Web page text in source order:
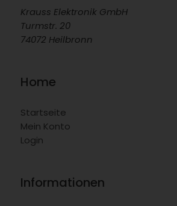
Krauss Elektronik GmbH
Turmstr. 20
74072 Heilbronn
Home
Startseite
Mein Konto
Login
Informationen